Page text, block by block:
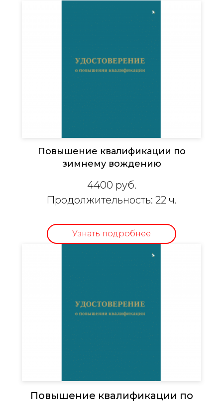
Повышение квалификации по
зимнему вождению
4400 руб.
Продолжительность: 22 ч.
Узнать подробнее
Повышение квалификации по